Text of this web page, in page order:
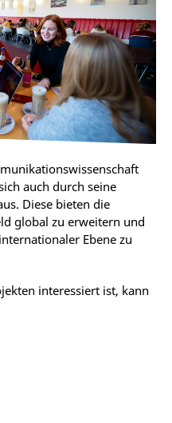
auch durch seine
Diese bieten die
global zu erweitern und
Ebene zu
interessiert ist, kann